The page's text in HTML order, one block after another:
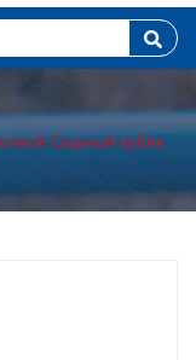
Сырный кубик